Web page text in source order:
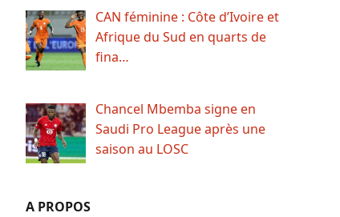
CAN féminine : Côte d’Ivoire et
Afrique du Sud en quarts de
fina…
Chancel Mbemba signe en
Saudi Pro League après une
saison au LOSC
A PROPOS